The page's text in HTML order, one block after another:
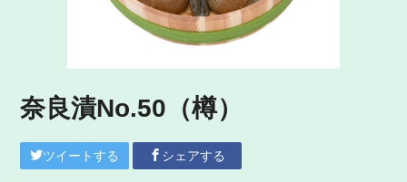
奈良漬No.50（樽）
ツイートする シェアする